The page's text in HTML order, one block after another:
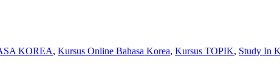
KOREA, Kursus Online Bahasa Korea, Kursus TOPIK, Study In